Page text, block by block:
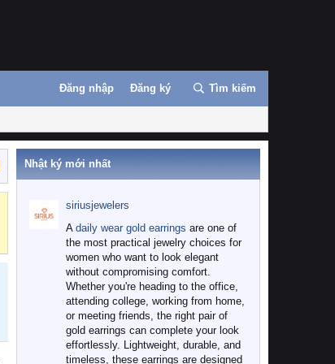
Đăng nhập Đăng ký Tìm kiếm
Nhật ký mới nhất
siriusjewelers
A daily wear gold earrings are one of
the most practical jewelry choices for
women who want to look elegant
without compromising comfort.
Whether you're heading to the office,
attending college, working from home,
or meeting friends, the right pair of
gold earrings can complete your look
effortlessly. Lightweight, durable, and
timeless, these earrings are designed